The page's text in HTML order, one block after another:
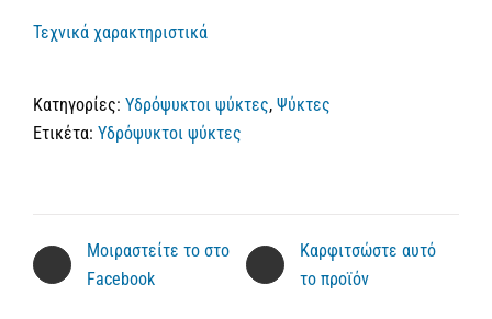
Τεχνικά χαρακτηριστικά
Κατηγορίες: Υδρόψυκτοι ψύκτες, Ψύκτες
Ετικέτα: Υδρόψυκτοι ψύκτες
Μοιραστείτε το στο
Facebook
Καρφιτσώστε αυτό
το προϊόν